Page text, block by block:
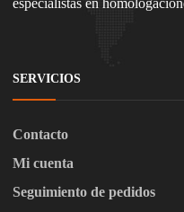
especialistas en
SERVICIOS
Contacto
Mi cuenta
Seguimiento de pedidos